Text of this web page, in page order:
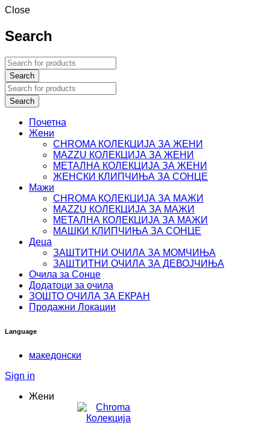
Close
Search
Почетна
Жени
CHROMA КОЛЕКЦИЈА ЗА ЖЕНИ
MAZZU КОЛЕКЦИЈА ЗА ЖЕНИ
МЕТАЛНА КОЛЕКЦИЈА ЗА ЖЕНИ
ЖЕНСКИ КЛИПЧИЊА ЗА СОНЦЕ
Мажи
CHROMA КОЛЕКЦИЈА ЗА МАЖИ
MAZZU КОЛЕКЦИЈА ЗА МАЖИ
МЕТАЛНА КОЛЕКЦИЈА ЗА МАЖИ
МАШКИ КЛИПЧИЊА ЗА СОНЦЕ
Деца
ЗАШТИТНИ ОЧИЛА ЗА МОМЧИЊА
ЗАШТИТНИ OЧИЛА ЗА ДЕВОЈЧИЊА
Очила за Сонце
Додатоци за очила
ЗOШТО ОЧИЛА ЗА ЕКРАН
Продажни Локации
Language
македонски
Sign in
Жени